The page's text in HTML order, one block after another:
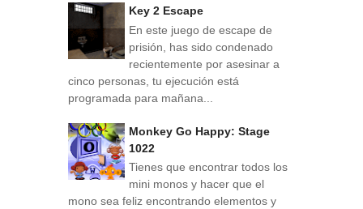
Key 2 Escape
En este juego de escape de
prisión, has sido condenado
recientemente por asesinar a
cinco personas, tu ejecución está
programada para mañana...
Monkey Go Happy: Stage
1022
Tienes que encontrar todos los
mini monos y hacer que el
mono sea feliz encontrando elementos y